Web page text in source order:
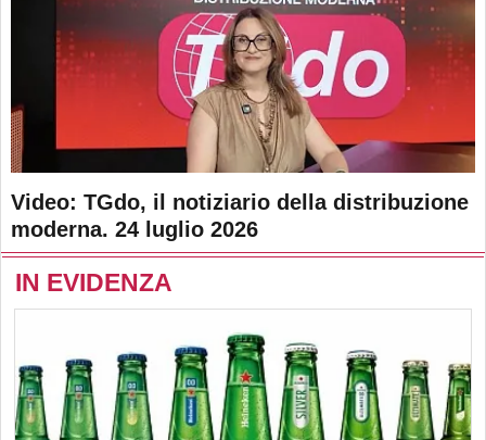
Video: TGdo, il notiziario della distribuzione
moderna. 24 luglio 2026
IN EVIDENZA